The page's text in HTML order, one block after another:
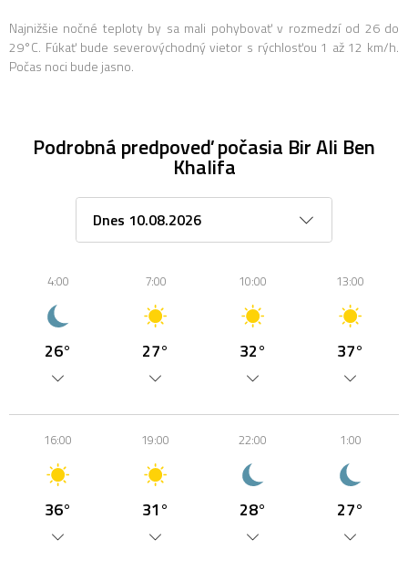
Najnižšie nočné teploty by sa mali pohybovať v rozmedzí od 26 do
29°C. Fúkať bude severovýchodný vietor s rýchlosťou 1 až 12 km/h.
Počas noci bude jasno.
Podrobná predpoveď počasia Bir Ali Ben
Khalifa
4:00
26°
7:00
27°
10:00
32°
13:00
37°
16:00
36°
19:00
31°
22:00
28°
1:00
27°